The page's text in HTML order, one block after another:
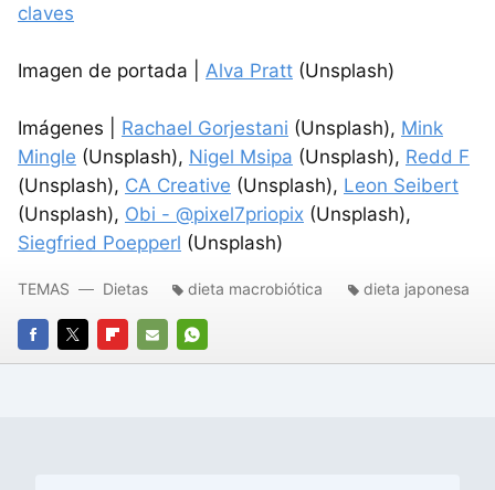
claves
Imagen de portada | Alva Pratt (Unsplash)
Imágenes | Rachael Gorjestani (Unsplash), Mink
Mingle (Unsplash), Nigel Msipa (Unsplash), Redd F
(Unsplash), CA Creative (Unsplash), Leon Seibert
(Unsplash), Obi - @pixel7priopix (Unsplash),
Siegfried Poepperl (Unsplash)
FACEBOOK
TWITTERFLIPBOARD
E-
WHATSAPP
TEMAS Dietas dieta macrobiótica dieta japonesa